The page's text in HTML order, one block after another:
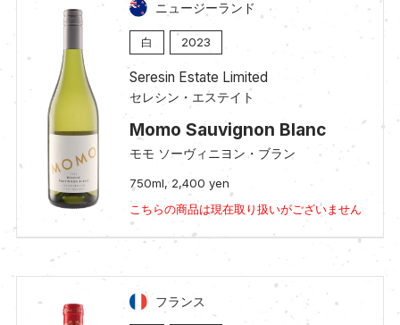
ニュージーランド
白 2023
Seresin Estate Limited
セレシン・エステイト
Momo Sauvignon Blanc
モモ ソーヴィニヨン・ブラン
750ml, 2,400 yen
こちらの商品は現在取り扱いがございません
フランス